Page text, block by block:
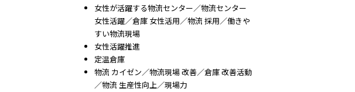
女性が活躍する物流センター／物流センター
女性活躍／倉庫 女性活用／物流 採用／働きや
すい物流現場
女性活躍推進
定温倉庫
物流 カイゼン／物流現場 改善／倉庫 改善活動
／物流 生産性向上／現場力